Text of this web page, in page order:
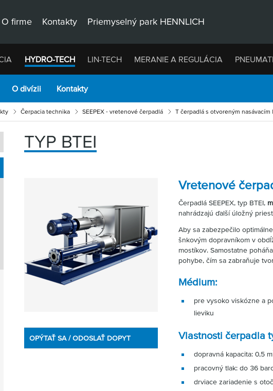
O firme Kontakty Priemyselný park HENNLICH
HYDRO-TECH LIN-TECH MERANIE A REGULÁCIA
O divízii Kontakty
Čerpacia technika SEEPEX - vretenové čerpadlá T čerpadlá s otvoreným nasávacím
TYP BTEI
OPÝTAŤ SA / ODOSLAŤ DOPYT
Vretenové
Čerpadlá SEEPEX, typ BTEI,
nahrádzajú ďalší úložný
Aby sa zabezpečilo
šnkovým dopravníkom v
mostíkov. Samostatne
pohybe, čím sa zabraňuje
Médium:
pre vysoko viskózne a
lieviku
Vlastnosti čerpadla
dopravná kapacita: 0,5
pracovný tlak: do 36
drviace zariadenie s